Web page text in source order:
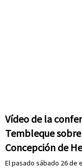
Vídeo de la
Tembleque
Concepción de
El pasado sábado 26 de